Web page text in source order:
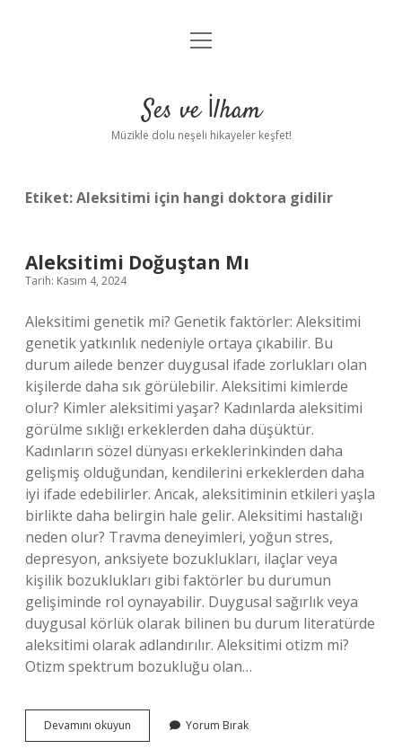
Anasayfa
Yasal Uyarı
menüyü
Ses ve İlham
Müzikle dolu neşeli hikayeler keşfet!
Etiket:Aleksitimi için hangi doktora gidilir
Aleksitimi Doğuştan Mı
Tarih: Kasım 4, 2024
Aleksitimi genetik mi? Genetik faktörler: Aleksitimi
genetik yatkınlık nedeniyle ortaya çıkabilir. Bu
durum ailede benzer duygusal ifade zorlukları olan
kişilerde daha sık görülebilir. Aleksitimi kimlerde
olur? Kimler aleksitimi yaşar? Kadınlarda aleksitimi
görülme sıklığı erkeklerden daha düşüktür.
Kadınların sözel dünyası erkeklerinkinden daha
gelişmiş olduğundan, kendilerini erkeklerden daha
iyi ifade edebilirler. Ancak, aleksitiminin etkileri yaşla
birlikte daha belirgin hale gelir. Aleksitimi hastalığı
neden olur? Travma deneyimleri, yoğun stres,
depresyon, anksiyete bozuklukları, ilaçlar veya
kişilik bozuklukları gibi faktörler bu durumun
gelişiminde rol oynayabilir. Duygusal sağırlık veya
duygusal körlük olarak bilinen bu durum literatürde
aleksitimi olarak adlandırılır. Aleksitimi otizm mi?
Otizm spektrum bozukluğu olan…
Devamını okuyun Aleksitimi
Doğuştan
Yorum Bırak